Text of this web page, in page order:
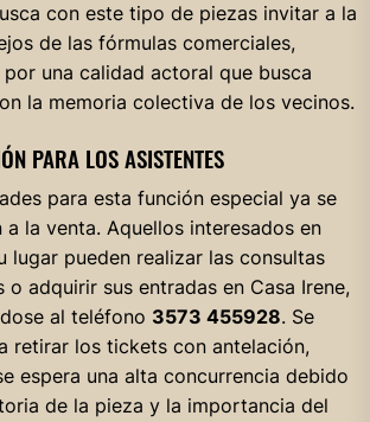
con este tipo de piezas invitar a la
de las fórmulas comerciales,
una calidad actoral que busca
la memoria colectiva de los vecinos.
PARA LOS ASISTENTES
para esta función especial ya se
a la venta. Aquellos interesados en
lugar pueden realizar las consultas
o adquirir sus entradas en Casa Irene,
al teléfono 3573 455928. Se
retirar los tickets con antelación,
espera una alta concurrencia debido
de la pieza y la importancia del